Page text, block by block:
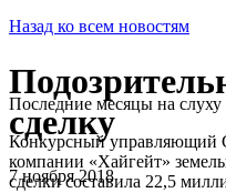
Назад ко всем новостям
сделку
7 ноября 2018
Последние месяцы на
Конкурсный управляющий
компании «Хайгейт»
сделки составила 22,5